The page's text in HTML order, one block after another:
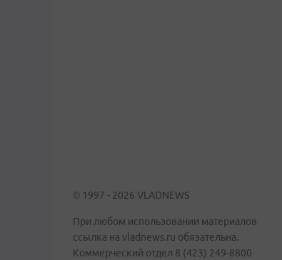
© 1997 - 2026 VLADNEWS
При любом использовании материалов
ссылка на vladnews.ru обязательна.
Коммерческий отдел 8 (423) 249-8800